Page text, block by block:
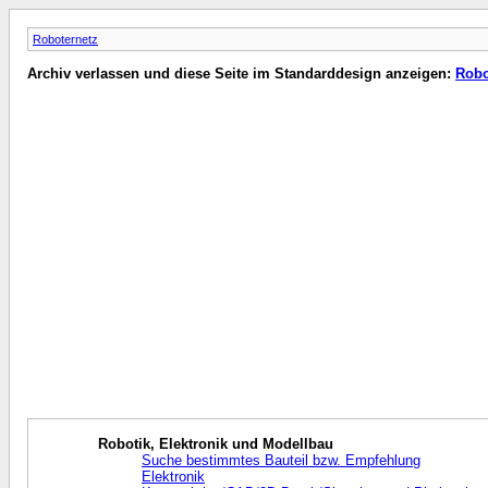
Roboternetz
Archiv verlassen und diese Seite im Standarddesign anzeigen:
Robotik, Elektronik und Modellbau
Suche bestimmtes Bauteil bzw. Empfehlung
Elektronik